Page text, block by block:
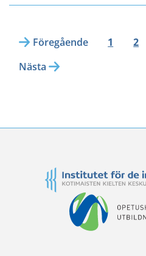
Föregående 1 2
Nästa